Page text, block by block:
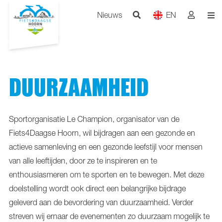
Nieuws EN
DUURZAAMHEID
Sportorganisatie Le Champion, organisator van de
Fiets4Daagse Hoorn, wil bijdragen aan een gezonde en
actieve samenleving en een gezonde leefstijl voor mensen
van alle leeftijden, door ze te inspireren en te
enthousiasmeren om te sporten en te bewegen. Met deze
doelstelling wordt ook direct een belangrijke bijdrage
geleverd aan de bevordering van duurzaamheid. Verder
streven wij ernaar de evenementen zo duurzaam mogelijk te